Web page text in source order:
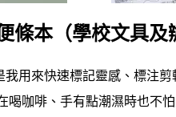
本（學校文具及
我用來快速標記靈感、標注
喝咖啡、手有點潮濕時也不